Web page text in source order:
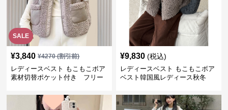
SALE
¥3,840 ¥4270(割引前)
レディースベスト もこもこボア
素材切替ポケット付き フリー
¥9,830 (税込)
レディースベスト もこもこボア
ベスト韓国風レディース秋冬